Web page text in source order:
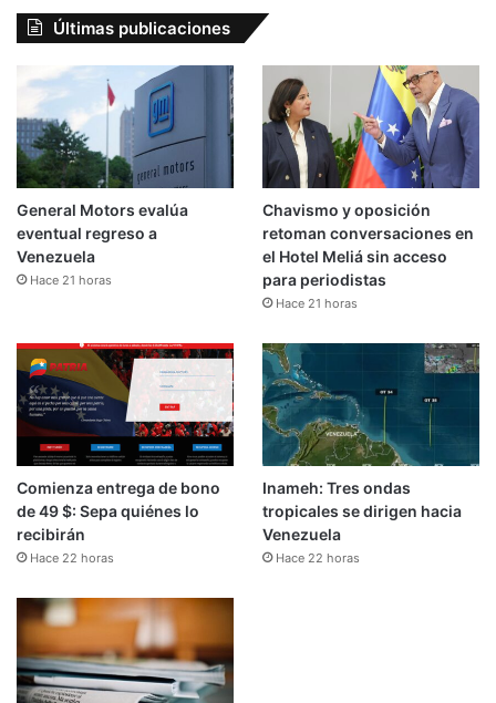
Últimas publicaciones
General Motors evalúa
eventual regreso a
Venezuela
Hace 21 horas
Chavismo y oposición
retoman conversaciones en
el Hotel Meliá sin acceso
para periodistas
Hace 21 horas
Comienza entrega de bono
de 49 $: Sepa quiénes lo
recibirán
Hace 22 horas
Inameh: Tres ondas
tropicales se dirigen hacia
Venezuela
Hace 22 horas